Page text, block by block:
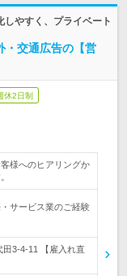
やすく、プライベート
・交通広告の【営
休2日制
様へのヒアリングか
サービス業のご経験
田3-4-11 【雇入れ直